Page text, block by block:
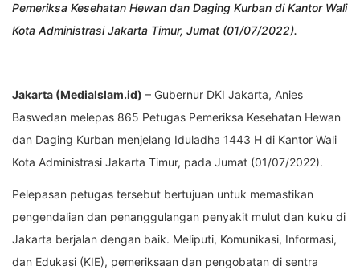
Pemeriksa Kesehatan Hewan dan Daging Kurban di Kantor Wali
Kota Administrasi Jakarta Timur, Jumat (01/07/2022).
Jakarta (MediaIslam.id) – Gubernur DKI Jakarta, Anies
Baswedan melepas 865 Petugas Pemeriksa Kesehatan Hewan
dan Daging Kurban menjelang Iduladha 1443 H di Kantor Wali
Kota Administrasi Jakarta Timur, pada Jumat (01/07/2022).
Pelepasan petugas tersebut bertujuan untuk memastikan
pengendalian dan penanggulangan penyakit mulut dan kuku di
Jakarta berjalan dengan baik. Meliputi, Komunikasi, Informasi,
dan Edukasi (KIE), pemeriksaan dan pengobatan di sentra